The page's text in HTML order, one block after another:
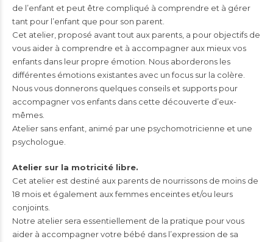
de l’enfant et peut être compliqué à comprendre et à gérer
tant pour l’enfant que pour son parent.
Cet atelier, proposé avant tout aux parents, a pour objectifs de
vous aider à comprendre et à accompagner aux mieux vos
enfants dans leur propre émotion. Nous aborderons les
différentes émotions existantes avec un focus sur la colère.
Nous vous donnerons quelques conseils et supports pour
accompagner vos enfants dans cette découverte d’eux-
mêmes.
Atelier sans enfant, animé par une psychomotricienne et une
psychologue.
Atelier sur la motricité libre.
Cet atelier est destiné aux parents de nourrissons de moins de
18 mois et également aux femmes enceintes et/ou leurs
conjoints.
Notre atelier sera essentiellement de la pratique pour vous
aider à accompagner votre bébé dans l’expression de sa